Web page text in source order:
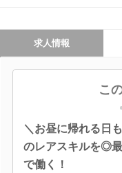
求人情報
こ
＼お昼に帰れる日
のレアスキルを◎
で働く！